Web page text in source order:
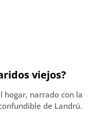
viejos?
hogar, narrado con la
de Landrú.